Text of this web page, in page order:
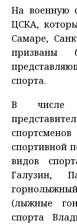
На военную
ЦСКА,
Самаре,
призваны
спорта.
В числе
спортивной
видов
Галузин,
(лыжные
спорта